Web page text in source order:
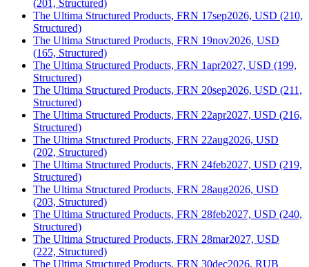
(201, Structured)
The Ultima Structured Products, FRN 17sep2026, USD (210,
Structured)
The Ultima Structured Products, FRN 19nov2026, USD
(165, Structured)
The Ultima Structured Products, FRN 1apr2027, USD (199,
Structured)
The Ultima Structured Products, FRN 20sep2026, USD (211,
Structured)
The Ultima Structured Products, FRN 22apr2027, USD (216,
Structured)
The Ultima Structured Products, FRN 22aug2026, USD
(202, Structured)
The Ultima Structured Products, FRN 24feb2027, USD (219,
Structured)
The Ultima Structured Products, FRN 28aug2026, USD
(203, Structured)
The Ultima Structured Products, FRN 28feb2027, USD (240,
Structured)
The Ultima Structured Products, FRN 28mar2027, USD
(222, Structured)
The Ultima Structured Products, FRN 30dec2026, RUB